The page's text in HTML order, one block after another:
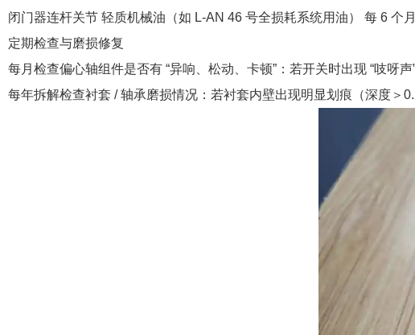
闭门器连杆关节 轻质机械油（如 L-AN 46 号全损耗系统用油） 每 6 个
定期检查与磨损修复
每月检查偏心轴组件是否有 “异响、松动、卡顿”：若开关时出现 “吱呀
每年拆解检查衬套 / 轴承磨损情况：若衬套内壁出现明显划痕（深度＞